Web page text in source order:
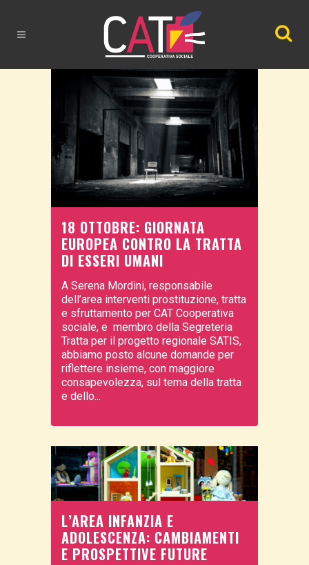
18 OTTOBRE: GIORNATA
EUROPEA CONTRO LA TRATTA
DI ESSERI UMANI
A Serena Mordini, responsabile
dell’area interventi prostituzione, tratta
e sfruttamento per CAT Cooperativa
sociale, e membro della Segreteria
Tratta per il progetto regionale SATIS,
abbiamo posto alcune domande per
riflettere insieme, con maggiore
consapevolezza, sul tema della tratta
e dello...
L’AREA INFANZIA E
ADOLESCENZA: CAMBIAMENTI
E PROSPETTIVE FUTURE